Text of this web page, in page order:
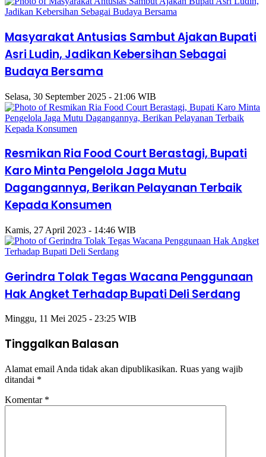
Masyarakat Antusias Sambut Ajakan Bupati
Asri Ludin, Jadikan Kebersihan Sebagai
Budaya Bersama
Selasa, 30 September 2025 - 21:06 WIB
Resmikan Ria Food Court Berastagi, Bupati
Karo Minta Pengelola Jaga Mutu
Dagangannya, Berikan Pelayanan Terbaik
Kepada Konsumen
Kamis, 27 April 2023 - 14:46 WIB
Gerindra Tolak Tegas Wacana Penggunaan
Hak Angket Terhadap Bupati Deli Serdang
Minggu, 11 Mei 2025 - 23:25 WIB
Tinggalkan Balasan
Alamat email Anda tidak akan dipublikasikan. Ruas yang wajib
ditandai *
Komentar *